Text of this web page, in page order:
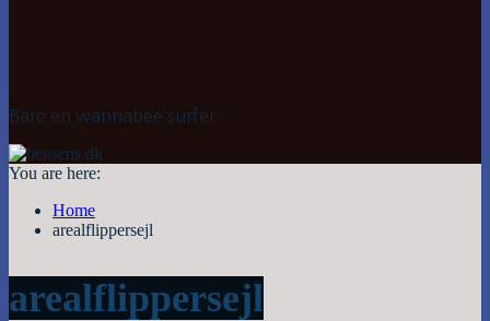
Bare en wannabee surfer
You are here:
Home
arealflippersejl
arealflippersejl